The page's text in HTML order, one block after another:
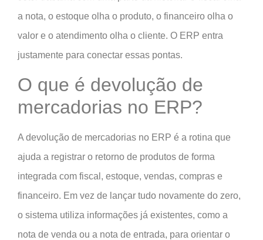
a nota, o estoque olha o produto, o financeiro olha o
valor e o atendimento olha o cliente. O ERP entra
justamente para conectar essas pontas.
O que é devolução de
mercadorias no ERP?
A devolução de mercadorias no ERP é a rotina que
ajuda a registrar o retorno de produtos de forma
integrada com fiscal, estoque, vendas, compras e
financeiro. Em vez de lançar tudo novamente do zero,
o sistema utiliza informações já existentes, como a
nota de venda ou a nota de entrada, para orientar o